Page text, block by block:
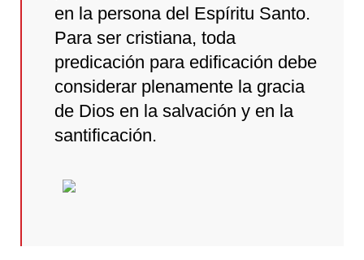
en la persona del Espíritu Santo.
Para ser cristiana, toda
predicación para edificación debe
considerar plenamente la gracia
de Dios en la salvación y en la
santificación.